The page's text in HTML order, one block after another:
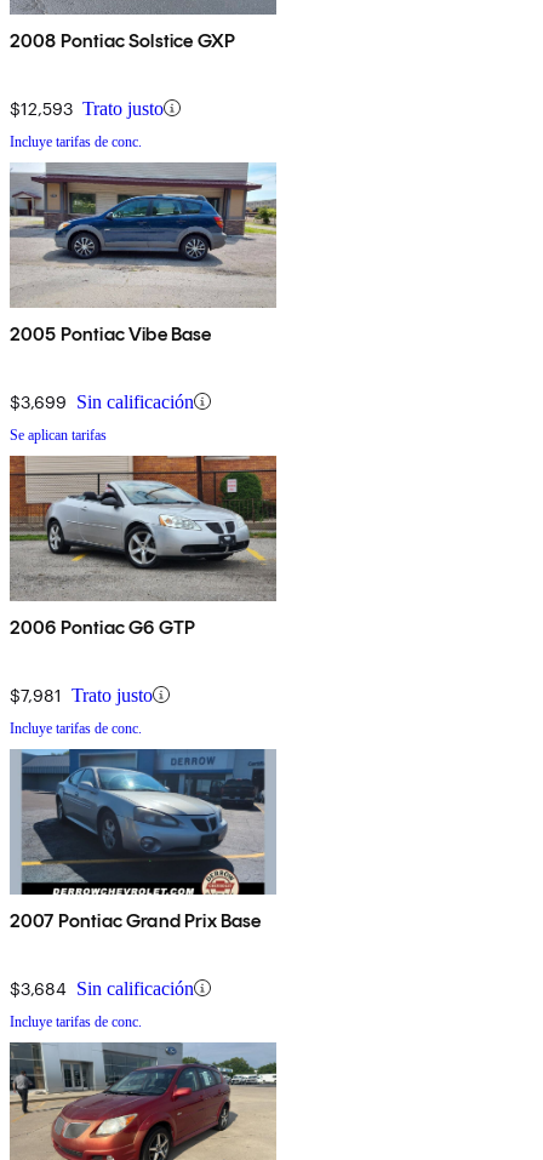
2008 Pontiac Solstice GXP
$12,593 Trato justo
Incluye tarifas de conc.
2005 Pontiac Vibe Base
$3,699 Sin calificación
Se aplican tarifas
2006 Pontiac G6 GTP
$7,981 Trato justo
Incluye tarifas de conc.
2007 Pontiac Grand Prix Base
$3,684 Sin calificación
Incluye tarifas de conc.